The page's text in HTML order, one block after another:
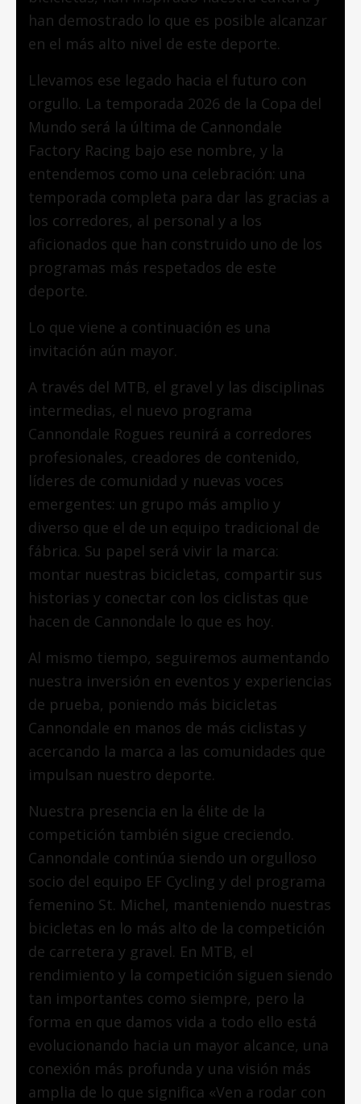
han demostrado lo que es posible alcanzar
en el más alto nivel de este deporte.
Llevamos ese legado hacia el futuro con
orgullo. La temporada 2026 de la Copa del
Mundo será la última de Cannondale
Factory Racing bajo ese nombre, y la
entendemos como una celebración: una
temporada completa para dar las gracias a
los corredores, al personal y a los
aficionados que han construido uno de los
programas más respetados de este
deporte.
Lo que viene a continuación es una
invitación aún mayor.
A través del MTB, el gravel y las disciplinas
intermedias, el nuevo programa
Cannondale Rogues reunirá a corredores
profesionales, creadores de contenido,
líderes de comunidad y nuevas voces
emergentes: un grupo más amplio y
diverso que el de un equipo tradicional de
fábrica. Su papel será vivir la marca:
montar nuestras bicicletas, compartir sus
historias y conectar con los ciclistas que
hacen de Cannondale lo que es hoy.
Al mismo tiempo, seguiremos aumentando
nuestra inversión en eventos y experiencias
de prueba, poniendo más bicicletas
Cannondale en manos de más ciclistas y
acercando la marca a las comunidades que
impulsan nuestro deporte.
Nuestra presencia en la élite de la
competición también sigue creciendo.
Cannondale continúa siendo un orgulloso
socio del equipo EF Cycling y del programa
femenino St. Michel, manteniendo nuestras
bicicletas en lo más alto de la competición
de carretera y gravel. En MTB, el
rendimiento y la competición siguen siendo
tan importantes como siempre, pero la
forma en que damos vida a todo ello está
evolucionando hacia un mayor alcance, una
conexión más profunda y una visión más
amplia de lo que significa «Ven a rodar con